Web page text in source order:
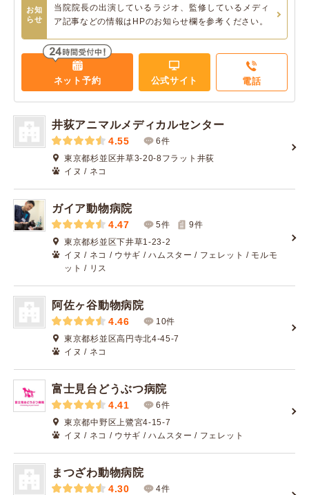
お知
らせ
当院院長の出演しているラジオ、監修しているメディ
ア記事などの情報はHPのお知らせ欄を参考ください。
ネット予約 公式サイト 電話
井荻アニマルメディカルセンター
4.55
6件
東京都杉並区井草3-20-8フラット井荻
イヌ / ネコ
ガイア動物病院
4.47 5件 9件
東京都杉並区下井草1-23-2
イヌ / ネコ / ウサギ / ハムスター / フェレット / モルモ
ット / リス
阿佐ヶ谷動物病院
4.46
10件
東京都杉並区高円寺北4-45-7
イヌ / ネコ
富士見台どうぶつ病院
4.41
6件
東京都中野区上鷺宮4-15-7
イヌ / ネコ / ウサギ / ハムスター / フェレット
まつざわ動物病院
4.30
4件